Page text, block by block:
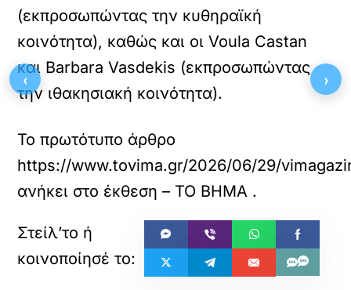
(εκπροσωπώντας την κυθηραϊκή
κοινότητα), καθώς και οι Voula Castan
και Barbara Vasdekis (εκπροσωπώντας
την ιθακησιακή κοινότητα).
Το πρωτότυπο άρθρο
https://www.tovima.gr/2026/06/29/
ανήκει στο έκθεση – ΤΟ ΒΗΜΑ .
‹ ›